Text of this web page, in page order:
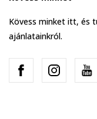
Kövess minket itt, és
ajánlatainkról.